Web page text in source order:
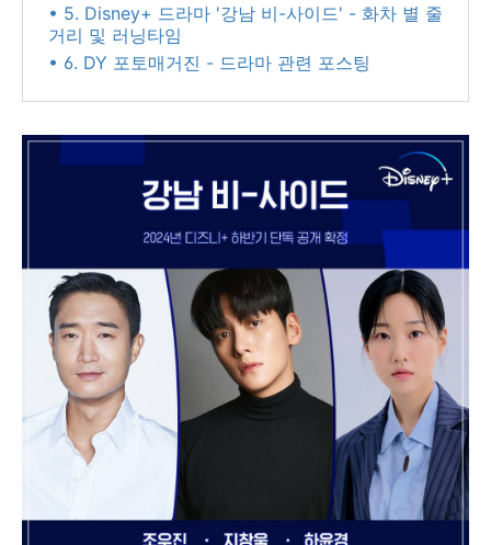
• 5. Disney+ 드라마 '강남 비-사이드' - 화차 별 줄
거리 및 러닝타임
• 6. DY 포토매거진 - 드라마 관련 포스팅